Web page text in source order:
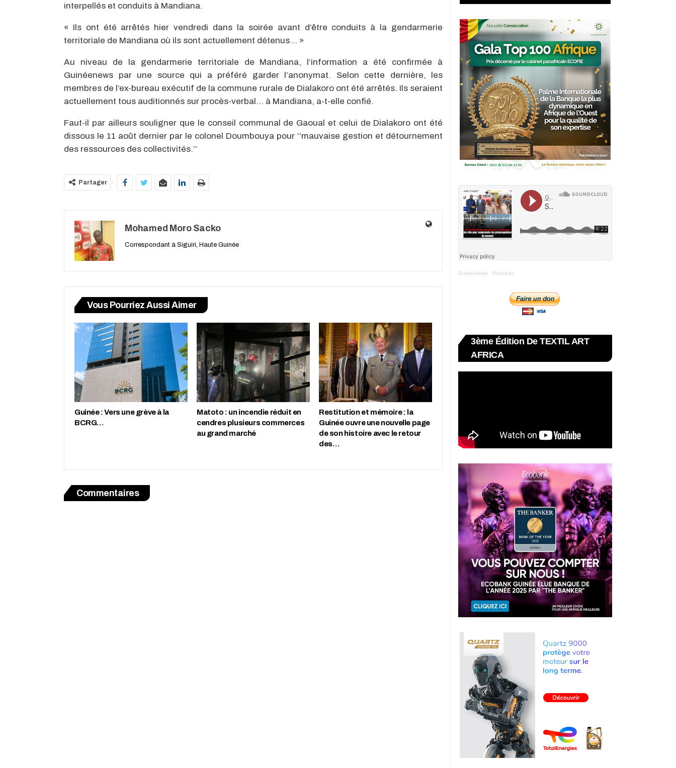
interpellés et conduits à Mandiana.
« Ils ont été arrêtés hier vendredi dans la soirée avant d’être conduits à la gendarmerie
territoriale de Mandiana où ils sont actuellement détenus… »
Au niveau de la gendarmerie territoriale de Mandiana, l’information a été confirmée à
Guinéenews par une source qui a préféré garder l’anonymat. Selon cette dernière, les
membres de l’ex-bureau exécutif de la commune rurale de Dialakoro ont été arrêtés. Ils seraient
actuellement tous auditionnés sur procès-verbal… à Mandiana, a-t-elle confié.
Faut-il par ailleurs souligner que le conseil communal de Gaoual et celui de Dialakoro ont été
dissous le 11 août dernier par le colonel Doumbouya pour ‘’mauvaise gestion et détournement
des ressources des collectivités.’’
Partager
Mohamed Moro Sacko
Correspondant à Siguiri, Haute Guinée
Vous Pourriez Aussi Aimer
Guinée : Vers une grève à la
BCRG…
Matoto : un incendie réduit en
cendres plusieurs commerces
au grand marché
Restitution et mémoire : la
Guinée ouvre une nouvelle page
de son histoire avec le retour
des…
Commentaires
GuineeNews · Podcasts
3ème Édition De TEXTIL ART
AFRICA